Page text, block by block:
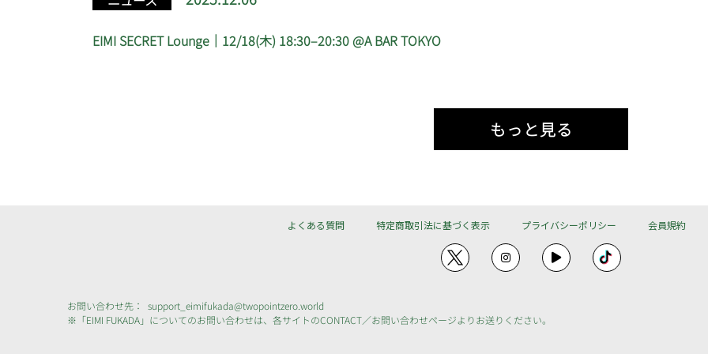
EIMI SECRET Lounge｜12/18(木) 18:30–20:30 @A BAR TOKYO
もっと見る
よくある質問 特定商取引法に基づく表示 プライバシーポリシー 会員規約
お問い合わせ先： support_eimifukada@twopointzero.world
※「EIMI FUKADA」についてのお問い合わせは、各サイトのCONTACT／お問い合わせページよりお送りください。